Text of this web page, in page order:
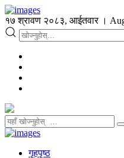
१७ श्रावण २०८३, आईतवार ।
गृहपृष्ठ